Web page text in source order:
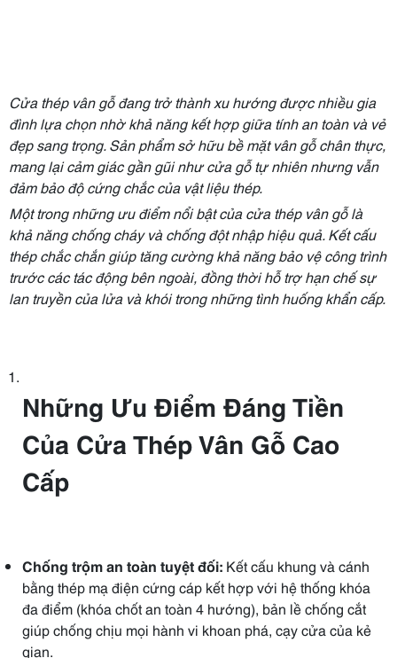
Cửa thép vân gỗ đang trở thành xu hướng được nhiều gia
đình lựa chọn nhờ khả năng kết hợp giữa tính an toàn và vẻ
đẹp sang trọng. Sản phẩm sở hữu bề mặt vân gỗ chân thực,
mang lại cảm giác gần gũi như cửa gỗ tự nhiên nhưng vẫn
đảm bảo độ cứng chắc của vật liệu thép.
Một trong những ưu điểm nổi bật của cửa thép vân gỗ là
khả năng chống cháy và chống đột nhập hiệu quả. Kết cấu
thép chắc chắn giúp tăng cường khả năng bảo vệ công trình
trước các tác động bên ngoài, đồng thời hỗ trợ hạn chế sự
lan truyền của lửa và khói trong những tình huống khẩn cấp.
Những Ưu Điểm Đáng Tiền
Của Cửa Thép Vân Gỗ Cao
Cấp
Chống trộm an toàn tuyệt đối: Kết cấu khung và cánh
bằng thép mạ điện cứng cáp kết hợp với hệ thống khóa
đa điểm (khóa chốt an toàn 4 hướng), bản lề chống cắt
giúp chống chịu mọi hành vi khoan phá, cạy cửa của kẻ
gian.